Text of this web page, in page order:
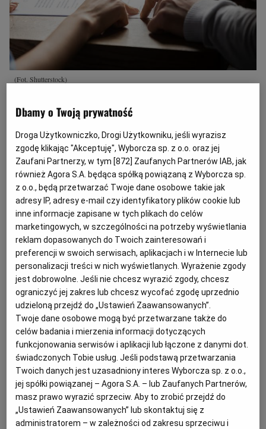
(Fot. Shutterstock)
Z godnie z art. 246 ust. 2 ustawy Prawo
zamówień publicznych zamawiający
mogą zastosować kryterium ceny jako
jedyne kryterium oceny ofert albo jako
kryterium o wadze przekraczającej 60%,
jeżeli określą w opisie przedmiotu
zamówienia wymagania jakościowe
odnoszące się do co najmniej głównych
elementów składających się na przedmiot
zamówienia.
Ustawa PZP nie określa pojęcia "wymagania
jakościowe" czy "główne elementy składające się
na przedmiot zamówienia" jakich użyto w wyżej
wskazanym przepisie. W konsekwencji warto
oprzeć się na wykładni celowościowej
wprowadzonego przepisu, a tym było zwiększenie
swobody zamawiającego w kreowaniu kryteriów
oceny ofert.
Dbamy o Twoją prywatność
Droga Użytkowniczko, Drogi Użytkowniku, jeśli wyrazisz
zgodę klikając "Akceptuję", Wyborcza sp. z o.o. oraz jej
Zaufani Partnerzy, w tym [872] Zaufanych Partnerów IAB, jak
również Agora S.A. będąca spółką powiązaną z Wyborcza sp.
z o.o., będą przetwarzać Twoje dane osobowe takie jak
adresy IP, adresy e-mail czy identyfikatory plików cookie lub
inne informacje zapisane w tych plikach do celów
marketingowych, w szczególności na potrzeby wyświetlania
reklam dopasowanych do Twoich zainteresowań i
preferencji w swoich serwisach, aplikacjach i w Internecie lub
personalizacji treści w nich wyświetlanych. Wyrażenie zgody
jest dobrowolne. Jeśli nie chcesz wyrazić zgody, chcesz
ograniczyć jej zakres lub chcesz wycofać zgodę uprzednio
udzieloną przejdź do „Ustawień Zaawansowanych”.
Twoje dane osobowe mogą być przetwarzane także do
celów badania i mierzenia informacji dotyczących
funkcjonowania serwisów i aplikacji lub łączone z danymi dot.
świadczonych Tobie usług. Jeśli podstawą przetwarzania
Twoich danych jest uzasadniony interes Wyborcza sp. z o.o.,
jej spółki powiązanej – Agora S.A. – lub Zaufanych Partnerów,
masz prawo wyrazić sprzeciw. Aby to zrobić przejdź do
„Ustawień Zaawansowanych” lub skontaktuj się z
administratorem – w zależności od zakresu sprzeciwu i